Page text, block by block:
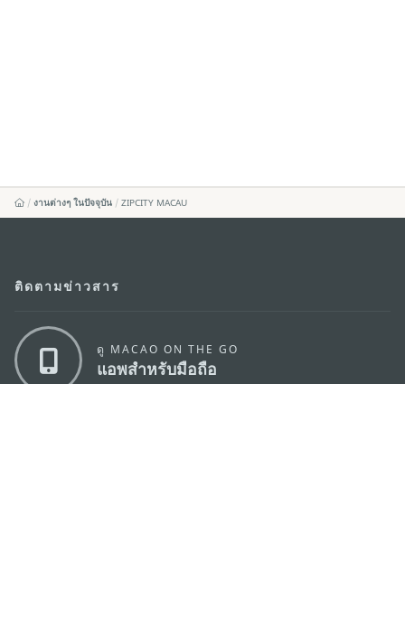
งานต่างๆ ในปัจจุบัน ZIPCITY MACAU
ติดตามข่าวสาร
ดู MACAO ON THE GO
แอพสำหรับมือถือ